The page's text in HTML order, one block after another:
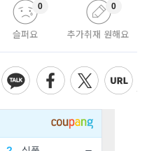
슬퍼요
0
추가취재 원해요
0